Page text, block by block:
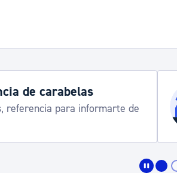
de carabelas
referencia para informarte de